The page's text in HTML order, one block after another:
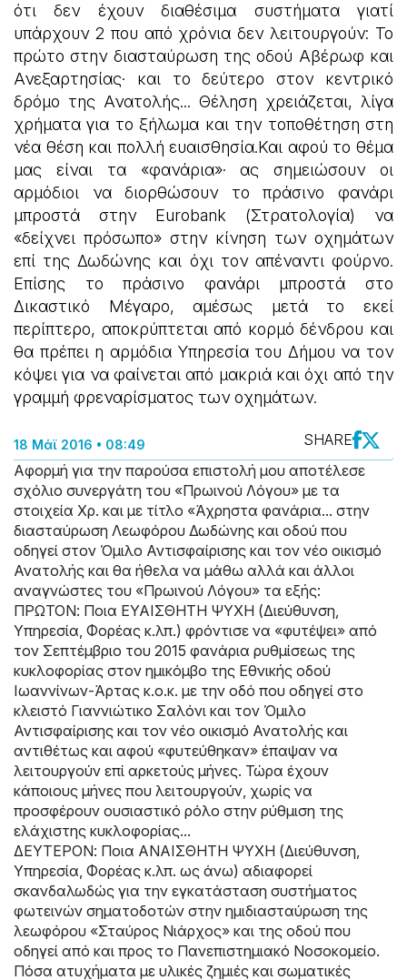
ότι δεν έχουν διαθέσιμα συστήματα γιατί
υπάρχουν 2 που από χρόνια δεν λειτουργούν: Το
πρώτο στην διασταύρωση της οδού Αβέρωφ και
Ανεξαρτησίας· και το δεύτερο στον κεντρικό
δρόμο της Ανατολής... Θέληση χρειάζεται, λίγα
χρήματα για το ξήλωμα και την τοποθέτηση στη
νέα θέση και πολλή ευαισθησία.Και αφού το θέμα
μας είναι τα «φανάρια»· ας σημειώσουν οι
αρμόδιοι να διορθώσουν το πράσινο φανάρι
μπροστά στην Eurobank (Στρατολογία) να
«δείχνει πρόσωπο» στην κίνηση των οχημάτων
επί της Δωδώνης και όχι τον απέναντι φούρνο.
Επίσης το πράσινο φανάρι μπροστά στο
Δικαστικό Μέγαρο, αμέσως μετά το εκεί
περίπτερο, αποκρύπτεται από κορμό δένδρου και
θα πρέπει η αρμόδια Υπηρεσία του Δήμου να τον
κόψει για να φαίνεται από μακριά και όχι από την
γραμμή φρεναρίσματος των οχημάτων.
18 Μάϊ 2016 • 08:49
SHARE
Αφορμή για την παρούσα επιστολή μου αποτέλεσε
σχόλιο συνεργάτη του «Πρωινού Λόγου» με τα
στοιχεία Χρ. και με τίτλο «Άχρηστα φανάρια... στην
διασταύρωση Λεωφόρου Δωδώνης και οδού που
οδηγεί στον Όμιλο Αντισφαίρισης και τον νέο οικισμό
Ανατολής και θα ήθελα να μάθω αλλά και άλλοι
αναγνώστες του «Πρωινού Λόγου» τα εξής:
ΠΡΩΤΟΝ: Ποια ΕΥΑΙΣΘΗΤΗ ΨΥΧΗ (Διεύθυνση,
Υπηρεσία, Φορέας κ.λπ.) φρόντισε να «φυτέψει» από
τον Σεπτέμβριο του 2015 φανάρια ρυθμίσεως της
κυκλοφορίας στον ημικόμβο της Εθνικής οδού
Ιωαννίνων-Άρτας κ.ο.κ. με την οδό που οδηγεί στο
κλειστό Γιαννιώτικο Σαλόνι και τον Όμιλο
Αντισφαίρισης και τον νέο οικισμό Ανατολής και
αντιθέτως και αφού «φυτεύθηκαν» έπαψαν να
λειτουργούν επί αρκετούς μήνες. Τώρα έχουν
κάποιους μήνες που λειτουργούν, χωρίς να
προσφέρουν ουσιαστικό ρόλο στην ρύθμιση της
ελάχιστης κυκλοφορίας...
ΔΕΥΤΕΡΟΝ: Ποια ΑΝΑΙΣΘΗΤΗ ΨΥΧΗ (Διεύθυνση,
Υπηρεσία, Φορέας κ.λπ. ως άνω) αδιαφορεί
σκανδαλωδώς για την εγκατάσταση συστήματος
φωτεινών σηματοδοτών στην ημιδιασταύρωση της
λεωφόρου «Σταύρος Νιάρχος» και της οδού που
οδηγεί από και προς το Πανεπιστημιακό Νοσοκομείο.
Πόσα ατυχήματα με υλικές ζημιές και σωματικές